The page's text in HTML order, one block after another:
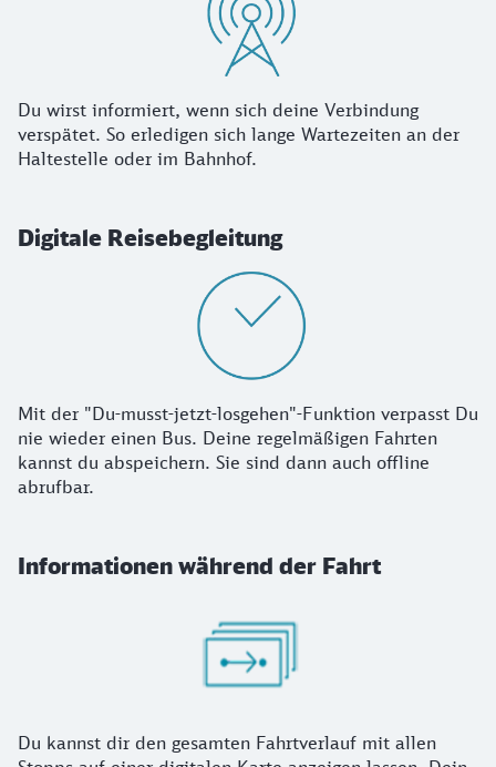
Du wirst informiert, wenn sich deine Verbindung
verspätet. So erledigen sich lange Wartezeiten an der
Haltestelle oder im Bahnhof.
Digitale Reisebegleitung
Mit der "Du-musst-jetzt-losgehen"-Funktion verpasst Du
nie wieder einen Bus. Deine regelmäßigen Fahrten
kannst du abspeichern. Sie sind dann auch offline
abrufbar.
Informationen während der Fahrt
Du kannst dir den gesamten Fahrtverlauf mit allen